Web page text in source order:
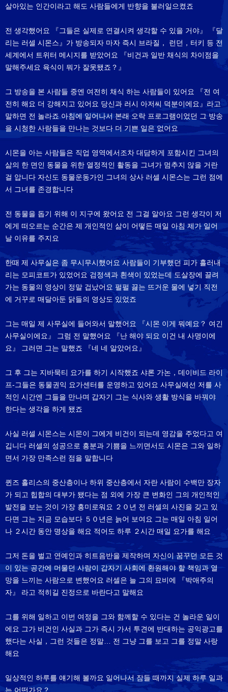
살아있는 인간이라고 해도 사람들에게 반향을 불러일으켰죠
전 생각했어요 『그들은 실제로 연결시켜 생각할 수 있을 거야』 『달
리는 러셀 시몬스』가 방송되자 마자 즉시 브라질， 런던，터키 등 전
세계에서 트위터 메시지를 받았어요 『비건과 일반 채식의 차이점을
말해주세요 육식이 뭐가 잘못됐죠？』
그 방송을 본 사람들 중엔 여전히 채식 하는 사람들이 있어요 『전 여
전히 해요 더 강해지고 있어요 당신과 러시 아저씨 덕분이에요』라고
말하면 전 놀라죠 아침에 일어나서 본래 오락 프로그램이었던 그 방송
을 시청한 사람들을 만나는 것보다 더 기쁜 일은 없어요
시몬을 아는 사람들은 직업 영역에서조차 대담하게 포함시킨 그녀의
삶의 한 면인 동물을 위한 열정적인 활동을 그녀가 멈추지 않을 거란
걸 압니다 자신도 동물운동가인 그녀의 상사 러셀 시몬스는 그런 점에
서 그녀를 존경합니다
전 동물을 돕기 위해 이 지구에 왔어요 전 그걸 알아요 그런 생각이 저
에게 떠오르는 순간은 제 개인적인 삶이 어떻든 매일 아침 제가 일어
날 이유를 주지요
한때 제 사무실은 좀 무시무시했어요 사람들이 기부했던 피가 흘러내
리는 모피코트가 있었어요 검정색과 흰색이 있었는데 도살장에 끌려
가는 동물의 영상이 정말 겁났어요 펄펄 끓는 뜨거운 물에 넣기 직전
에 거꾸로 매달아둔 닭들의 영상도 있었죠
그는 매일 제 사무실에 들어와서 말했어요 『시몬 이게 뭐예요？ 여긴
사무실이에요』 그럼 전 말했어요 『난 해야 되요 이건 내 사명이에
요』 그러면 그는 말했죠 『네 네 알았어요』
그 후 그는 지바묵티 요가를 하기 시작했죠 샤론 가논，데이비드 라이
프-그들은 동물권익 요가센터를 운영하고 있어요 사무실에선 저를 사
적인 시간엔 그들을 만나며 갑자기 그는 식사와 생활 방식을 바꿔야
한다는 생각을 하게 됐죠
사실 러셀 시몬스는 시몬이 그에게 비건이 되는데 영감을 주었다고 여
깁니다 러셀의 성공으로 흥분과 기쁨을 느끼면서도 시몬은 그와 일하
면서 가장 만족스런 점을 말합니다
퀸즈 홀리스의 중산층이나 하위 중산층에서 자란 사람이 수백만 장자
가 되고 힙합의 대부가 됐다는 점 외에 가장 큰 변화인 그의 개인적인
발전을 보는 것이 가장 흥미로워요 ２０년 전 러셀의 사진을 갖고 있
다면 그는 지금 모습보다 ５０년은 늙어 보여요 그는 매일 아침 일어
나 ２시간 동안 명상을 해요 적어도 하루 ２시간 매일 요가를 해요
그저 돈을 벌고 연예인과 히트음반을 제작하며 자신이 꿈꾸던 모든 것
이 있는 공간에 머물던 사람이 갑자기 사회에 환원해야 할 책임과 열
망을 느끼는 사람으로 변했어요 러셀은 늘 그의 묘비에 『박애주의
자』 라고 적히길 진정으로 바란다고 말해요
그를 위해 일하고 이번 여정을 그와 함께할 수 있다는 건 놀라운 일이
에요 그가 비건인 사실과 그가 즉시 가서 투견에 반대하는 공익광고를
했다는 사실，그런 것들은 정말… 전 그냥 그를 보고 그를 정말 사랑
해요
일상적인 하루를 얘기해 볼까요 일어나서 잠들 때까지 실제 하루 일과
는 어떤가요？